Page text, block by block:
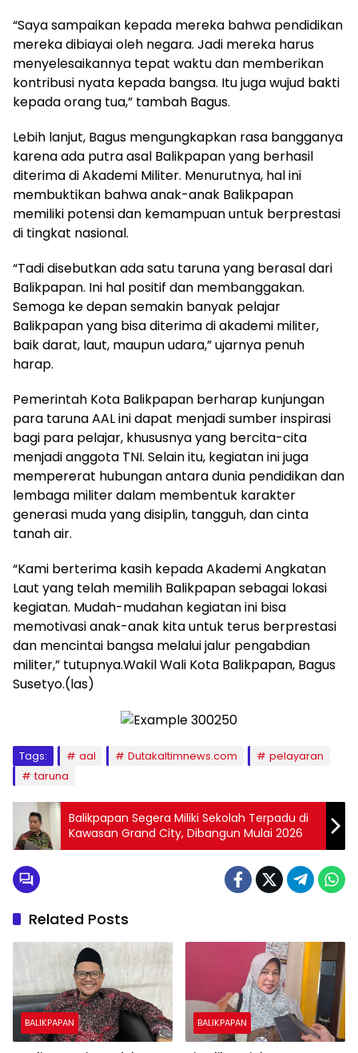
“Saya sampaikan kepada mereka bahwa pendidikan
mereka dibiayai oleh negara. Jadi mereka harus
menyelesaikannya tepat waktu dan memberikan
kontribusi nyata kepada bangsa. Itu juga wujud bakti
kepada orang tua,” tambah Bagus.
Lebih lanjut, Bagus mengungkapkan rasa bangganya
karena ada putra asal Balikpapan yang berhasil
diterima di Akademi Militer. Menurutnya, hal ini
membuktikan bahwa anak-anak Balikpapan
memiliki potensi dan kemampuan untuk berprestasi
di tingkat nasional.
“Tadi disebutkan ada satu taruna yang berasal dari
Balikpapan. Ini hal positif dan membanggakan.
Semoga ke depan semakin banyak pelajar
Balikpapan yang bisa diterima di akademi militer,
baik darat, laut, maupun udara,” ujarnya penuh
harap.
Pemerintah Kota Balikpapan berharap kunjungan
para taruna AAL ini dapat menjadi sumber inspirasi
bagi para pelajar, khususnya yang bercita-cita
menjadi anggota TNI. Selain itu, kegiatan ini juga
mempererat hubungan antara dunia pendidikan dan
lembaga militer dalam membentuk karakter
generasi muda yang disiplin, tangguh, dan cinta
tanah air.
“Kami berterima kasih kepada Akademi Angkatan
Laut yang telah memilih Balikpapan sebagai lokasi
kegiatan. Mudah-mudahan kegiatan ini bisa
memotivasi anak-anak kita untuk terus berprestasi
dan mencintai bangsa melalui jalur pengabdian
militer,” tutupnya.Wakil Wali Kota Balikpapan, Bagus
Susetyo.(las)
Tags: aal Dutakaltimnews.com
pelayaran
taruna
Balikpapan Segera Miliki Sekolah Terpadu di
Kawasan Grand City, Dibangun Mulai 2026
Related Posts
BALIKPAPAN BALIKPAPAN